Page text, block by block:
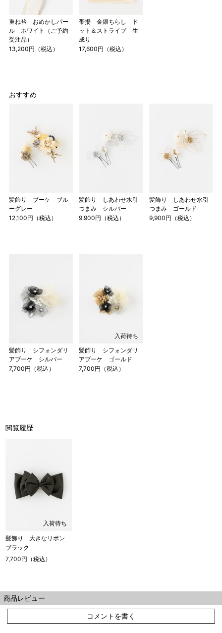
重ね衿 おめかしパー
ル ホワイト（ご予約
受注品）
13,200円（税込）
帯揚 金銀ちらし ド
ット＆ストライプ 生
成り
17,600円（税込）
おすすめ
髪飾り ブーケ ブル
ーグレー
12,100円（税込）
髪飾り しあわせ水引
つまみ シルバー
9,900円（税込）
髪飾り しあわせ水引
つまみ ゴールド
9,900円（税込）
髪飾り シフォンダリ
アブーケ シルバー
7,700円（税込）
入荷待ち
髪飾り シフォンダリ
アブーケ ゴールド
7,700円（税込）
閲覧履歴
入荷待ち
髪飾り 大きなリボン
ブラック
7,700円（税込）
商品レビュー
コメントを書く